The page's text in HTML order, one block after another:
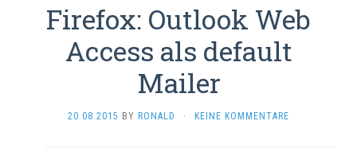
Firefox: Outlook Web
Access als default
Mailer
20.08.2015 BY RONALD · KEINE KOMMENTARE